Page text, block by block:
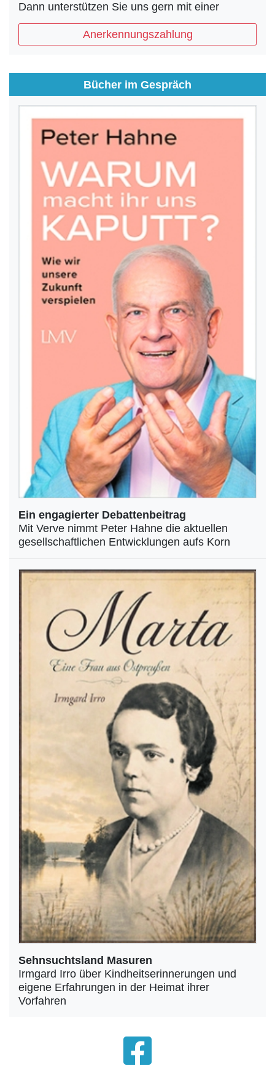
Dann unterstützen Sie uns gern mit einer
Anerkennungszahlung
Bücher im Gespräch
Ein engagierter Debattenbeitrag
Mit Verve nimmt Peter Hahne die aktuellen
gesellschaftlichen Entwicklungen aufs Korn
Sehnsuchtsland Masuren
Irmgard Irro über Kindheitserinnerungen und
eigene Erfahrungen in der Heimat ihrer
Vorfahren